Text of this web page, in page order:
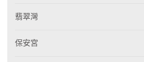
翡翠灣
保安宮